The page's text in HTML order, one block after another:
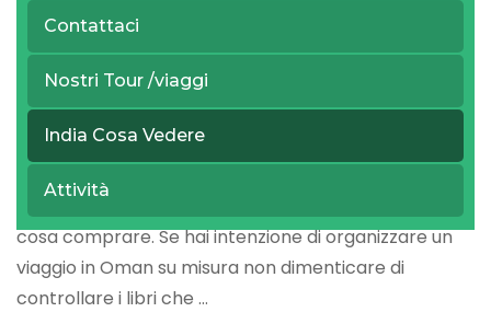
Contattaci
Nostri Tour /viaggi
India Cosa Vedere
Attività
Cosa vedere in Oman
Cose da vedere in Oman – Se hai intenzione di
viaggiare in Oman, non perderti questo riassunto di
cosa comprare. Se hai intenzione di organizzare un
viaggio in Oman su misura non dimenticare di
controllare i libri che …